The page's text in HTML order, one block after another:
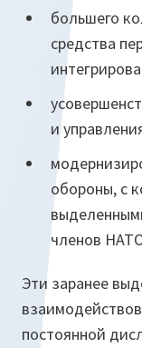
большего
средства
и
обороны, с
членов
Эти заранее
постоянной